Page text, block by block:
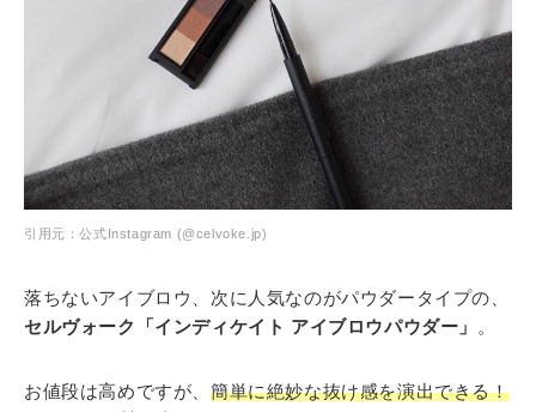
引用元：公式Instagram (@celvoke.jp)
落ちないアイブロウ、次に人気なのがパウダータイプの、
セルヴォーク「インディケイト アイブロウパウダー」
。
お値段は高めですが、 簡単に絶妙な抜け感を演出できる！